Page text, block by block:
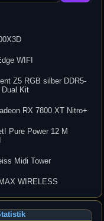
WIFI
Z5 RGB silber DDR5-
Dual Kit
RX 7800 XT Nitro+
Pure Power 12 M
Midi Tower
WIRELESS